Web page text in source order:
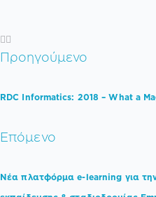
Προηγούμενο
RDC Informatics: 2018 – What a
Επόμενο
Νέα πλατφόρμα e-learning για